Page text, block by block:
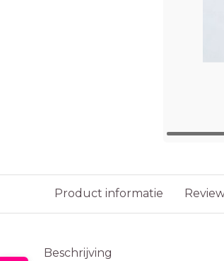
Product informatie
Beschrijving